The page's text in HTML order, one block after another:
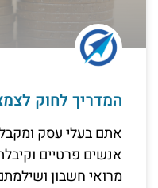
המדריך לחוק
אתם בעלי עסק
אנשים פרטיים
מרואי חשבון